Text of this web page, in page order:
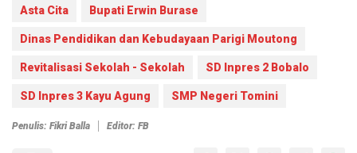
Asta Cita Bupati Erwin Burase
Dinas Pendidikan dan Kebudayaan Parigi Moutong
Revitalisasi Sekolah - Sekolah SD Inpres 2 Bobalo
SD Inpres 3 Kayu Agung SMP Negeri Tomini
Penulis: Fikri Balla Editor: FB